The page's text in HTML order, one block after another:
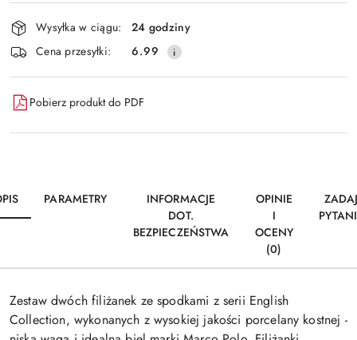
Wyślij
Dostępność
i
dostawa
Wysyłka w ciągu:
24 godziny
Cena przesyłki:
6.99
Pobierz produkt do PDF
PARAMETRY
INFORMACJE
DOT.
BEZPIECZEŃSTWA
OPINIE
I
OCENY
(0)
Zestaw dwóch filiżanek ze spodkami z serii English
Collection, wykonanych z wysokiej jakości porcelany kostnej -